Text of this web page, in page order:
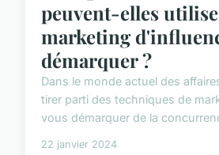
peuvent-elles
marketing
démarquer ?
Dans le monde actuel des
tirer parti des techniques de
vous démarquer de la
22 janvier 2024